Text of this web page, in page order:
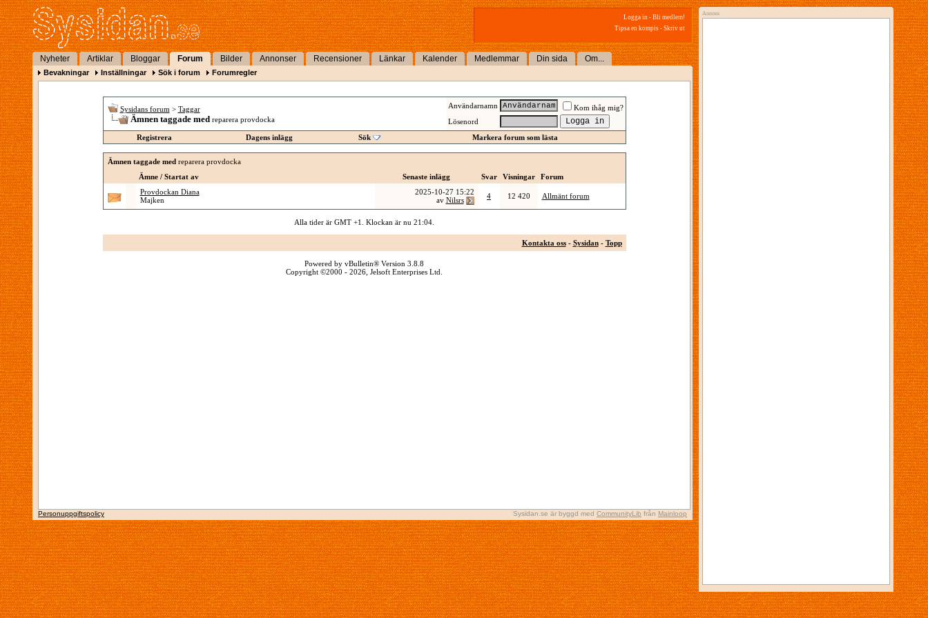
Logga in - Bli medlem!
Tipsa en kompis - Skriv ut
Nyheter Artiklar Bloggar Forum Bilder Annonser Recensioner Länkar Kalender Medlemmar Din sida Om...
Bevakningar Inställningar Sök i forum Forumregler
Sysidans forum > Taggar
Ämnen taggade med reparera provdocka
Användarnamn
Kom ihåg mig?
Lösenord
Registrera
Dagens inlägg Sök Markera forum som lästa
Ämnen taggade med reparera provdocka
Ämne / Startat av
Senaste inlägg Svar Visningar
Forum
Provdockan Diana
Majken
2025-10-27 15:22
av Nilsrs 4 12 420 Allmänt forum
Alla tider är GMT +1. Klockan är nu 21:04
Kontakta oss- Sysidan- Topp
Powered by vBulletin® Version 3.8.8
Copyright ©2000 - 2026, Jelsoft Enterprises Ltd.
Sysidan.se är byggd med CommunityLib från Mainloop
Personuppgiftspolicy
Annons